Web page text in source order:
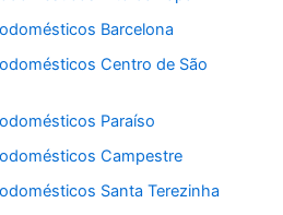
Barcelona
Centro de São
Paraíso
Campestre
Santa Terezinha